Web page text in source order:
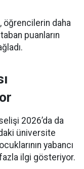
öğrencilerin daha
puanların
2026’da da
üniversite
yabancı
ilgi gösteriyor.